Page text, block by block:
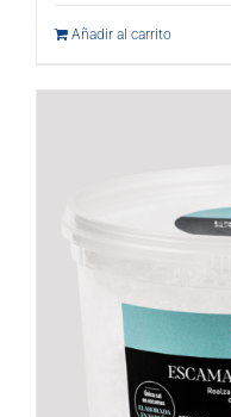
Añadir al carrito